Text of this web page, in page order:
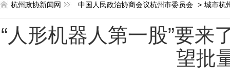
杭州政协新闻网 中国人民政治协商会议杭州市委员会 > 城市杭
“人形机器人第一股”要来
望批